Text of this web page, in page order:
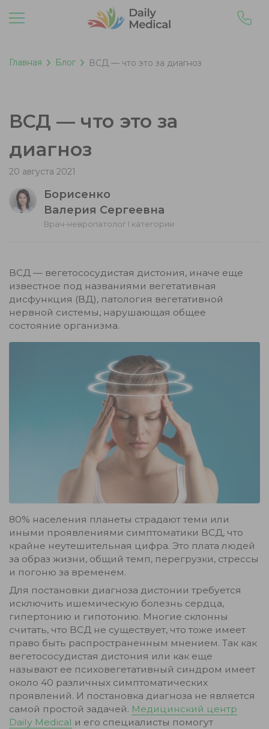
Главная Блог ВСД — что это за диагноз
ВСД — что это за
диагноз
20 августа 2021
Борисенко
Валерия Сергеевна
Врач-невропатолог I категории
ВСД — вегетососудистая дистония, иначе еще
известное под названиями вегетативная
дисфункция (ВД), патология вегетативной
нервной системы, нарушающая общее
состояние организма.
80% населения планеты страдают теми или
иными проявлениями симптоматики ВСД, что
крайне неутешительная цифра. Это плата людей
за образ жизни, общий темп, перегрузки, стрессы
и погоню за временем.
Для постановки диагноза дистонии требуется
исключить ишемическую болезнь сердца,
гипертонию и гипотонию. Многие склонны
считать, что ВСД не существует, что тоже имеет
право быть распространенным мнением. Так как
вегетососудистая дистония или как еще
называют ее психовегетативный синдром имеет
около 40 различных симптоматических
проявлений. И постановка диагноза не является
самой простой задачей. Медицинский центр
Daily Medical и его специалисты помогут